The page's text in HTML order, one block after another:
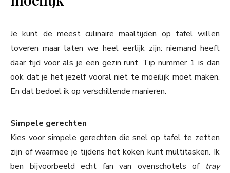
Je kunt de meest culinaire maaltijden op tafel willen
toveren maar laten we heel eerlijk zijn: niemand heeft
daar tijd voor als je een gezin runt. Tip nummer 1 is dan
ook dat je het jezelf vooral niet te moeilijk moet maken.
En dat bedoel ik op verschillende manieren.
Simpele gerechten
Kies voor simpele gerechten die snel op tafel te zetten
zijn of waarmee je tijdens het koken kunt multitasken. Ik
ben bijvoorbeeld echt fan van ovenschotels of tray